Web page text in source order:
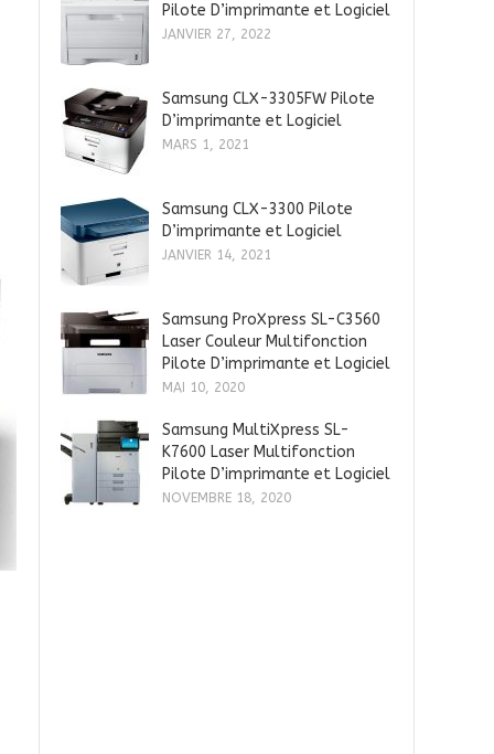
Pilote D’imprimante et Logiciel
JANVIER 27, 2022
Samsung CLX-3305FW Pilote
D’imprimante et Logiciel
MARS 1, 2021
Samsung CLX-3300 Pilote
D’imprimante et Logiciel
JANVIER 14, 2021
Samsung ProXpress SL-C3560
Laser Couleur Multifonction
Pilote D’imprimante et Logiciel
MAI 10, 2020
Samsung MultiXpress SL-
K7600 Laser Multifonction
Pilote D’imprimante et Logiciel
NOVEMBRE 18, 2020